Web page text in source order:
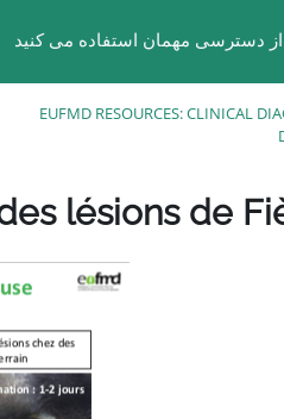
دسترسی مهمان استفاده می کنید
EUFMD RESOURCES: CLINICAL
lésions de